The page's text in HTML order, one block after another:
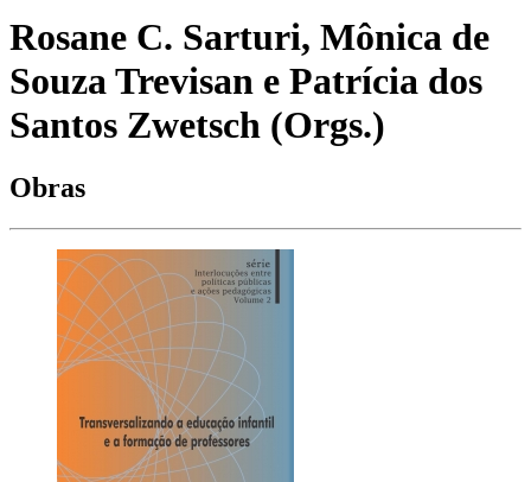
Rosane C. Sarturi, Mônica de
Souza Trevisan e Patrícia dos
Santos Zwetsch (Orgs.)
Obras